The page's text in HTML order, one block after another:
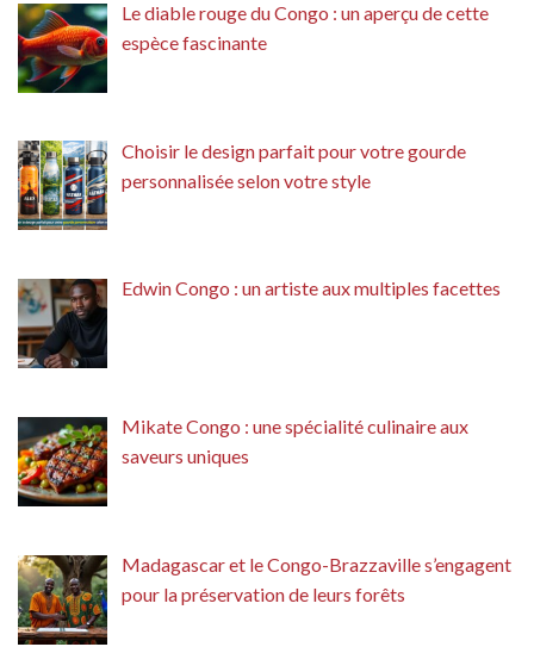
Le diable rouge du Congo : un aperçu de cette
espèce fascinante
Choisir le design parfait pour votre gourde
personnalisée selon votre style
Edwin Congo : un artiste aux multiples facettes
Mikate Congo : une spécialité culinaire aux
saveurs uniques
Madagascar et le Congo-Brazzaville s’engagent
pour la préservation de leurs forêts